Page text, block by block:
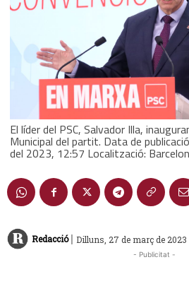
El líder del PSC, Salvador Illa,
Municipal del partit. Data de
del 2023, 12:57 Localització:
Redacció | Dilluns, 27 de març de 2023
- Publicitat -